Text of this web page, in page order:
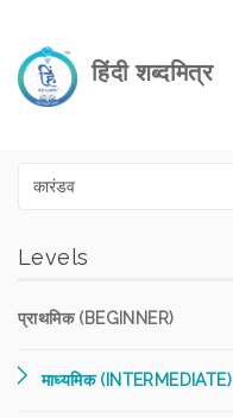
हिंदी शब्दमित्र
Levels
प्राथमिक (BEGINNER)
माध्यमिक (INTERMEDIATE)